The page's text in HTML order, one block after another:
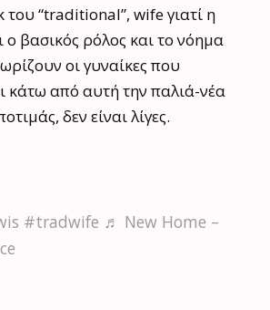
του “traditional”, wife γιατί η
ο βασικός ρόλος και το νόημα
οι γυναίκες που
κάτω από αυτή την παλιά-νέα
δεν είναι λίγες.
#tradwife ♬ New Home –